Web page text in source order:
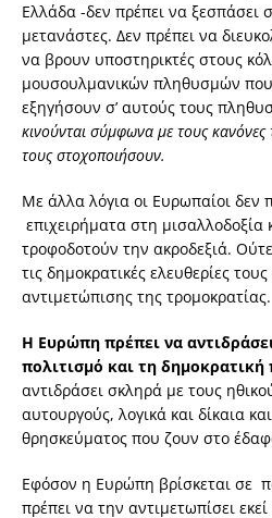
Ελλάδα -δεν πρέπει να ξεσπάσει
μετανάστες. Δεν πρέπει να
να βρουν υποστηρικτές στους
μουσουλμανικών πληθυσμών
εξηγήσουν σ’ αυτούς τους
κινούνται σύμφωνα με τους
τους στοχοποιήσουν.
Με άλλα λόγια οι Ευρωπαίοι δεν
επιχειρήματα στη μισαλλοδοξία
τροφοδοτούν την ακροδεξιά.
τις δημοκρατικές ελευθερίες
αντιμετώπισης της τρομοκρατίας.
Η Ευρώπη πρέπει να
πολιτισμό και τη
αντιδράσει σκληρά με τους
αυτουργούς, λογικά και δίκαια
θρησκεύματος που ζουν στο
Εφόσον η Ευρώπη βρίσκεται σε
πρέπει να την αντιμετωπίσει